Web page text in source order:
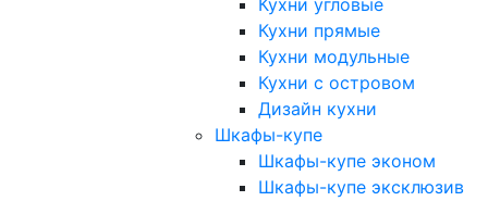
Кухни угловые
Кухни прямые
Кухни модульные
Кухни с островом
Дизайн кухни
Шкафы-купе
Шкафы-купе эконом
Шкафы-купе эксклюзив